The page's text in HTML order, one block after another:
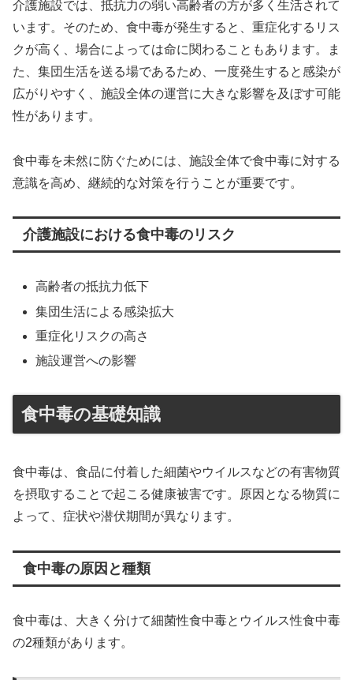
介護施設では、抵抗力の弱い高齢者の方が多く生活されて
います。そのため、食中毒が発生すると、重症化するリス
クが高く、場合によっては命に関わることもあります。ま
た、集団生活を送る場であるため、一度発生すると感染が
広がりやすく、施設全体の運営に大きな影響を及ぼす可能
性があります。
食中毒を未然に防ぐためには、施設全体で食中毒に対する
意識を高め、継続的な対策を行うことが重要です。
介護施設における食中毒のリスク
高齢者の抵抗力低下
集団生活による感染拡大
重症化リスクの高さ
施設運営への影響
食中毒の基礎知識
食中毒は、食品に付着した細菌やウイルスなどの有害物質
を摂取することで起こる健康被害です。原因となる物質に
よって、症状や潜伏期間が異なります。
食中毒の原因と種類
食中毒は、大きく分けて細菌性食中毒とウイルス性食中毒
の2種類があります。